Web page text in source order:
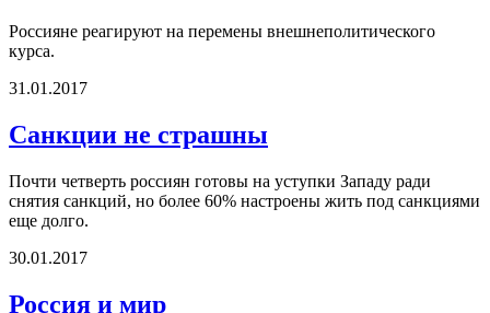
Россияне реагируют на перемены внешнеполитического
курса.
31.01.2017
Санкции не страшны
Почти четверть россиян готовы на уступки Западу ради
снятия санкций, но более 60% настроены жить под санкциями
еще долго.
30.01.2017
Россия и мир